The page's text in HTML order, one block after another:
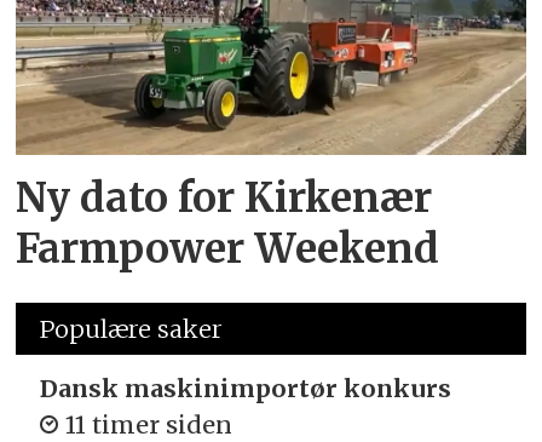
Ny dato for Kirkenær
Farmpower Weekend
Populære saker
Dansk maskinimportør konkurs
11 timer siden